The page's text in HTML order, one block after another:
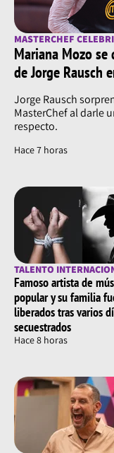
MASTERCHEF
Mariana Mozo
de Jorge Rausch
Jorge Rausch
MasterChef al darle
respecto.
Hace 7 horas
TALENTO
Famoso artista de
popular y su familia
liberados tras varios
secuestrados
Hace 8 horas